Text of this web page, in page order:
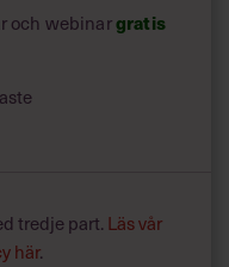
och webinargratis
tredje part. Läs vår
här.